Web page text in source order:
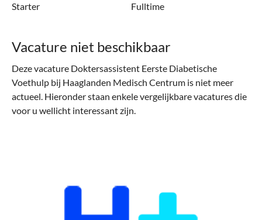
Starter Fulltime
Vacature niet beschikbaar
Deze vacature Doktersassistent Eerste Diabetische
Voethulp bij Haaglanden Medisch Centrum is niet meer
actueel. Hieronder staan enkele vergelijkbare vacatures die
voor u wellicht interessant zijn.